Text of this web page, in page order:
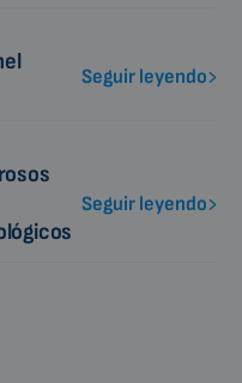
Seguir leyendo
Seguir leyendo